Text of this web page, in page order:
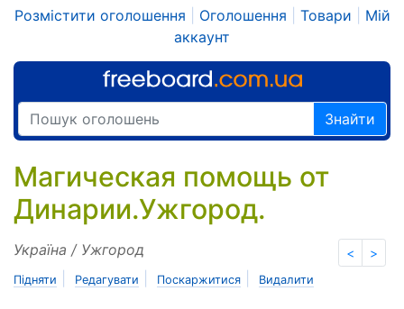
Розмістити оголошення Оголошення Товари
Мій
аккаунт
Знайти
Магическая помощь от
Динарии.Ужгород.
< >
Україна / Ужгород
Підняти Редагувати Поскаржитися Видалити